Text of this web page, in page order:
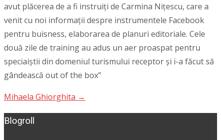
avut plăcerea de a fi instruiți de Carmina Nițescu, care a
venit cu noi informații despre instrumentele Facebook
pentru buisness, elaborarea de planuri editoriale. Cele
două zile de training au adus un aer proaspat pentru
speciaiștii din domeniul turismului receptor și i-a făcut să
gândească out of the box”
Post
navigation
Mihaela Ghiorghita →
Blogroll